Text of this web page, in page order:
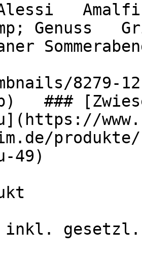
Amalfi
Genuss
8279-
###
49)
inkl.